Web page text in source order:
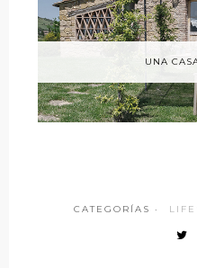
UNA
CATEGORÍAS ·